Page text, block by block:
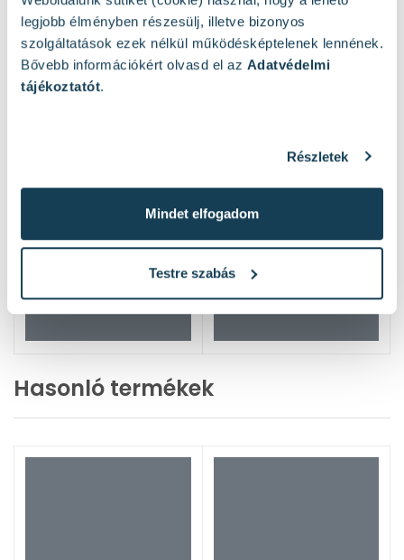
legjobb élményben részesülj, illetve bizonyos
szolgáltatások ezek nélkül működésképtelenek lennének.
Bővebb információkért olvasd el az Adatvédelmi
tájékoztatót.
Részletek
Mindet elfogadom
Testre szabás
Hasonló termékek